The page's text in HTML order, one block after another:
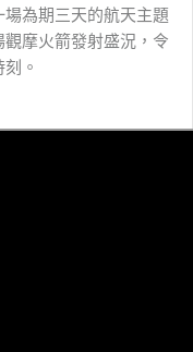
為期三天的航天主題
摩火箭發射盛況，令
。